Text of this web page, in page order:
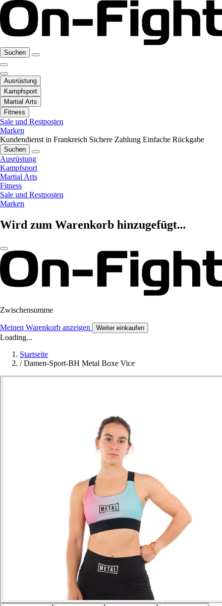
Suchen
Ausrüstung
Kampfsport
Martial Arts
Fitness
Sale und Restposten
Marken
Kundendienst in Frankreich Sichere Zahlung Einfache Rückgabe
Suchen
Ausrüstung
Kampfsport
Martial Arts
Fitness
Sale und Restposten
Marken
Wird zum Warenkorb hinzugefügt...
Zwischensumme
Meinen Warenkorb anzeigen Weiter einkaufen
Loading...
Startseite
/ Damen-Sport-BH Metal Boxe Vice